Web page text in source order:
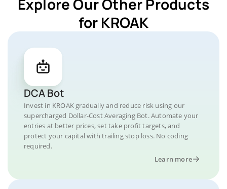
Explore Our Other Products
for KROAK
DCA Bot
Invest in KROAK gradually and reduce risk using our
supercharged Dollar-Cost Averaging Bot. Automate your
entries at better prices, set take profit targets, and
protect your capital with trailing stop loss. No coding
required.
Learn more